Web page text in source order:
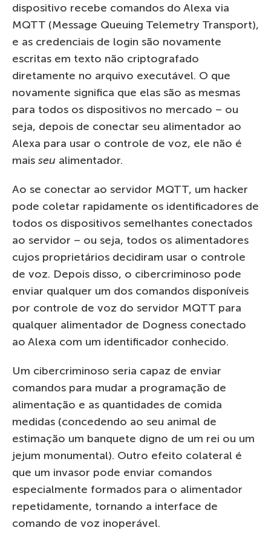
dispositivo recebe comandos do Alexa via
MQTT (Message Queuing Telemetry Transport),
e as credenciais de login são novamente
escritas em texto não criptografado
diretamente no arquivo executável. O que
novamente significa que elas são as mesmas
para todos os dispositivos no mercado – ou
seja, depois de conectar seu alimentador ao
Alexa para usar o controle de voz, ele não é
mais seu alimentador.
Ao se conectar ao servidor MQTT, um hacker
pode coletar rapidamente os identificadores de
todos os dispositivos semelhantes conectados
ao servidor – ou seja, todos os alimentadores
cujos proprietários decidiram usar o controle
de voz. Depois disso, o cibercriminoso pode
enviar qualquer um dos comandos disponíveis
por controle de voz do servidor MQTT para
qualquer alimentador de Dogness conectado
ao Alexa com um identificador conhecido.
Um cibercriminoso seria capaz de enviar
comandos para mudar a programação de
alimentação e as quantidades de comida
medidas (concedendo ao seu animal de
estimação um banquete digno de um rei ou um
jejum monumental). Outro efeito colateral é
que um invasor pode enviar comandos
especialmente formados para o alimentador
repetidamente, tornando a interface de
comando de voz inoperável.